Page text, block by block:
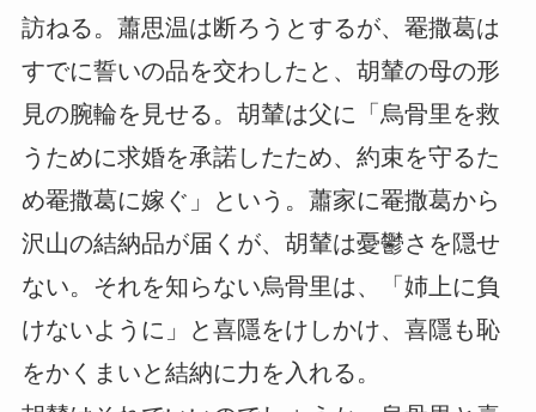
訪ねる。蕭思温は断ろうとするが、罨撒葛は
すでに誓いの品を交わしたと、胡輦の母の形
見の腕輪を見せる。胡輦は父に「烏骨里を救
うために求婚を承諾したため、約束を守るた
め罨撒葛に嫁ぐ」という。蕭家に罨撒葛から
沢山の結納品が届くが、胡輦は憂鬱さを隠せ
ない。それを知らない烏骨里は、「姉上に負
けないように」と喜隱をけしかけ、喜隱も恥
をかくまいと結納に力を入れる。